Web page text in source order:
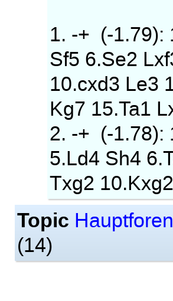
1. -+ (-1.79):
Sf5 6.Se2
10.cxd3 Le3
Kg7 15.Ta1
2. -+ (-1.78):
5.Ld4 Sh4
Txg2
Topic Hauptforen
(14)